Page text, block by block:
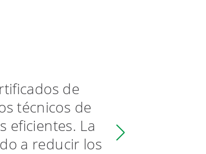
de
técnicos de
eficientes. La
a reducir los